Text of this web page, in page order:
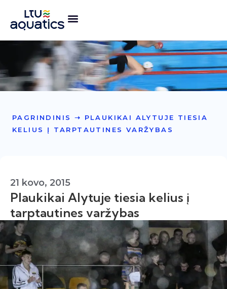
PAGRINDINIS ➝ PLAUKIKAI ALYTUJE TIESIA
KELIUS Į TARPTAUTINES VARŽYBAS
21 kovo, 2015
Plaukikai Alytuje tiesia kelius į
tarptautines varžybas